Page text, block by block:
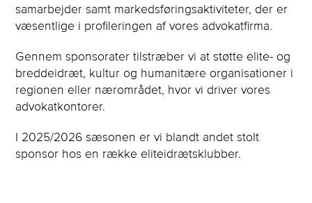
samarbejder samt markedsføringsaktiviteter, der er
væsentlige i profileringen af vores advokatfirma.
Gennem sponsorater tilstræber vi at støtte elite- og
breddeidræt, kultur og humanitære organisationer i
regionen eller nærområdet, hvor vi driver vores
advokatkontorer.
I 2025/2026 sæsonen er vi blandt andet stolt
sponsor hos en række eliteidrætsklubber.